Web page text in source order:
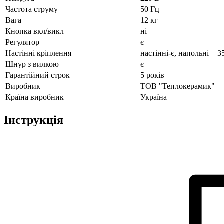
Частота струму
50 Гц
Вага
12 кг
Кнопка вкл/викл
ні
Регулятор
є
Настінні кріплення
настінні-є, напольні +
Шнур з вилкою
є
Гарантійний строк
5 років
Виробник
ТОВ "Теплокерамик"
Країна виробник
Україна
Інструкція